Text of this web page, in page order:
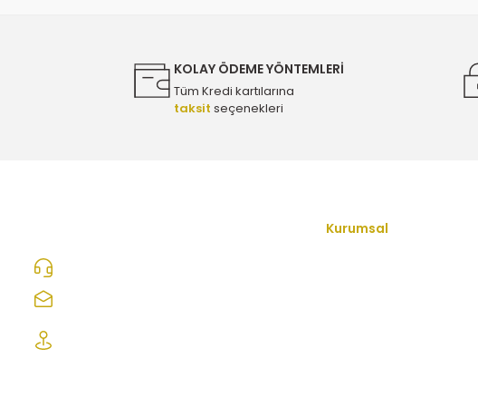
Opel Combo E 1.5 Dizel Ön Fren Disk Takımı - Bosch 0986479380
KOLAY ÖDEME YÖNTEMLERİ
Tüm Kredi kartılarına
taksit seçenekleri
Kurumsal